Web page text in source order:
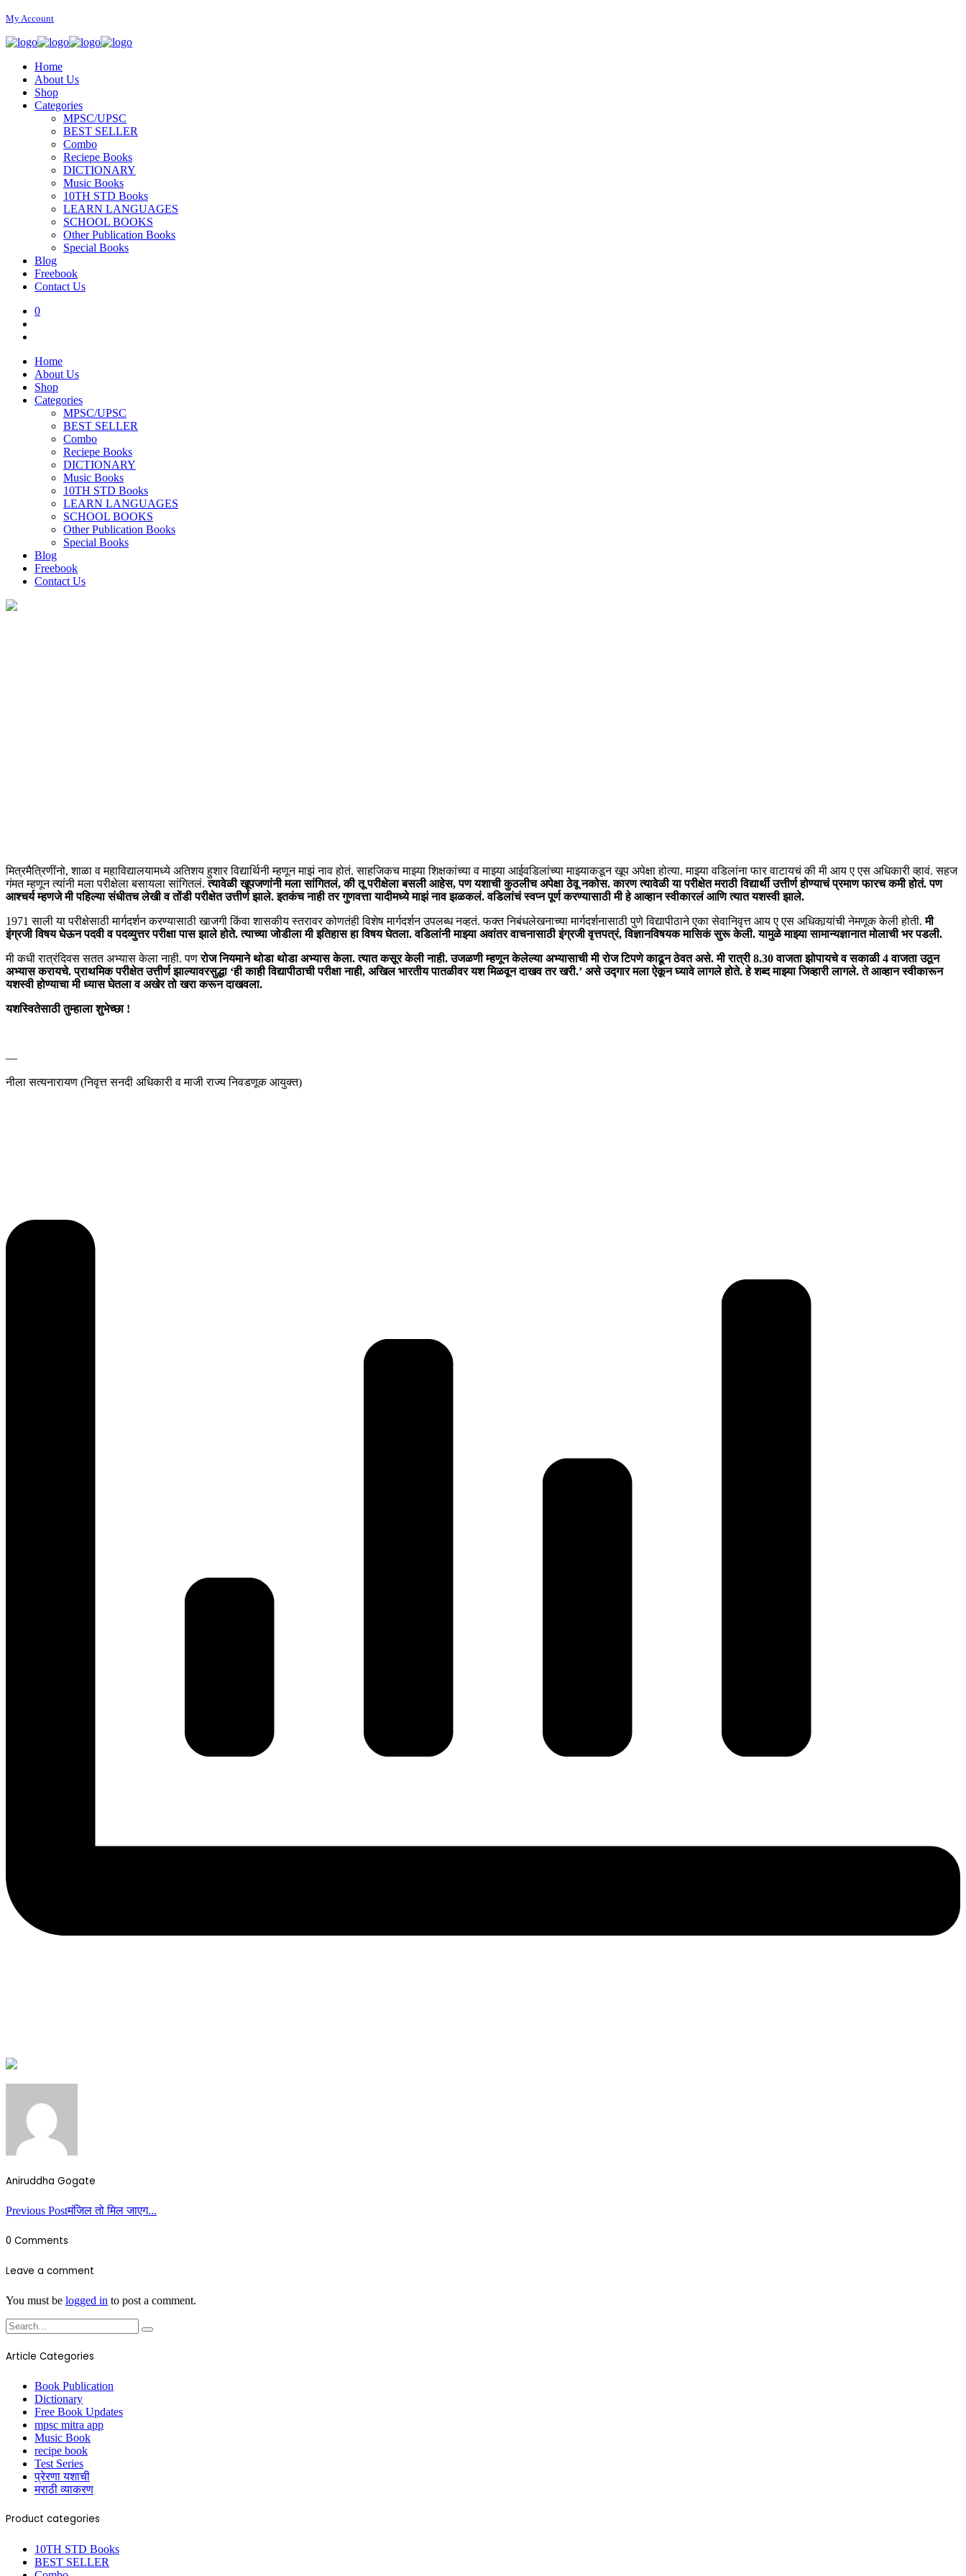
My Account
Home
About Us
Shop
Categories
MPSC/UPSC
BEST SELLER
Combo
Reciepe Books
DICTIONARY
Music Books
10TH STD Books
LEARN LANGUAGES
SCHOOL BOOKS
Other Publication Books
Special Books
Blog
Freebook
Contact Us
0
Home
About Us
Shop
Categories
MPSC/UPSC
BEST SELLER
Combo
Reciepe Books
DICTIONARY
Music Books
10TH STD Books
LEARN LANGUAGES
SCHOOL BOOKS
Other Publication Books
Special Books
Blog
Freebook
Contact Us
मित्रमैत्रिणींनो, शाळा व महाविद्यालयामध्ये अतिशय हुशार विद्यार्थिनी म्हणून माझं नाव होतं. साहजिकच माझ्या शिक्षकांच्या व माझ्या आईवडिलांच्या माझ्याकडून खूप अपेक्षा होत्या. माझ्या वडिलांना फार वाटायचं की मी आय ए एस अधिकारी व्हावं. सहज
गंमत म्हणून त्यांनी मला परीक्षेला बसायला सांगितलं.त्यावेळी खूपजणांनी मला सांगितलं, की तू परीक्षेला बसली आहेस, पण यशाची कुठलीच अपेक्षा ठेवू नकोस. कारण त्यावेळी या परीक्षेत मराठी विद्यार्थी उत्तीर्ण होण्याचं प्रमाण फारच कमी होतं. पण
आश्चर्य म्हणजे मी पहिल्या संधीतच लेखी व तोंडी परीक्षेत उत्तीर्ण झाले. इतकंच नाही तर गुणवत्ता यादीमध्ये माझं नाव झळकलं. वडिलांचं स्वप्न पूर्ण करण्यासाठी मी हे आव्हान स्वीकारलं आणि त्यात यशस्वी झाले.
1971 साली या परीक्षेसाठी मार्गदर्शन करण्यासाठी खाजगी किंवा शासकीय स्तरावर कोणतंही विशेष मार्गदर्शन उपलब्ध नव्हतं. फक्त निबंधलेखनाच्या मार्गदर्शनासाठी पुणे विद्यापीठाने एका सेवानिवृत्त आय ए एस अधिकार्‍यांची नेमणूक केली होती.मी
इंग्रजी विषय घेऊन पदवी व पदव्युत्तर परीक्षा पास झाले होते. त्याच्या जोडीला मी इतिहास हा विषय घेतला. वडिलांनी माझ्या अवांतर वाचनासाठी इंग्रजी वृत्तपत्रं, विज्ञानविषयक मासिकं सुरू केली. यामुळे माझ्या सामान्यज्ञानात मोलाची भर पडली.
मी कधी रात्रंदिवस सतत अभ्यास केला नाही. पणरोज नियमाने थोडा थोडा अभ्यास केला. त्यात कसूर केली नाही. उजळणी म्हणून केलेल्या अभ्यासाची मी रोज टिपणे काढून ठेवत असे. मी रात्री 8.30 वाजता झोपायचे व सकाळी 4 वाजता उठून
अभ्यास करायचे. प्राथमिक परीक्षेत उत्तीर्ण झाल्यावरसुद्धा ‘ही काही विद्यापीठाची परीक्षा नाही, अखिल भारतीय पातळीवर यश मिळवून दाखव तर खरी.’ असे उद्गार मला ऐकून घ्यावे लागले होते. हे शब्द माझ्या जिव्हारी लागले. ते आव्हान स्वीकारून
यशस्वी होण्याचा मी ध्यास घेतला व अखेर तो खरा करून दाखवला.
यशस्वितेसाठी तुम्हाला शुभेच्छा !
—
नीला सत्यनारायण (निवृत्त सनदी अधिकारी व माजी राज्य निवडणूक आयुक्त)
Aniruddha Gogate
Previous Postमंजिल तो मिल जाएग...
0 Comments
Leave a comment
You must be logged in to post a comment.
Article Categories
Book Publication
Dictionary
Free Book Updates
mpsc mitra app
Music Book
recipe book
Test Series
प्रेरणा यशाची
मराठी व्याकरण
Product categories
10TH STD Books
BEST SELLER